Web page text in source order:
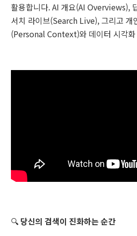
활용합니다. AI 개요(AI Overviews),
서치 라이브(Search Live), 그리고 개
(Personal Context)와 데이터 시각화
🔍 당신의 검색이 진화하는 순간